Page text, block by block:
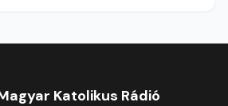
Katolikus Rádió